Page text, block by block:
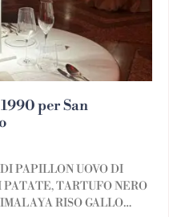
per San
PAPILLON UOVO DI
PATATE, TARTUFO NERO
RISO GALLO